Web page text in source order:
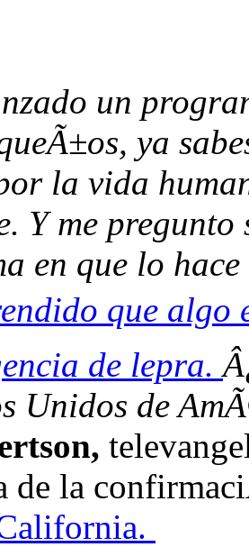
un
ya
la vida
Y me
en que lo
que algo
de lepra.
Unidos de
de la